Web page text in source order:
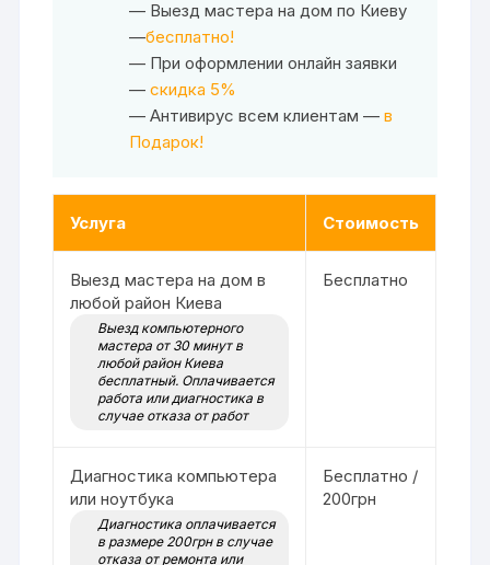
— Выезд мастера на дом по Киеву
—бесплатно!
— При оформлении онлайн заявки
—скидка 5%
— Антивирус всем клиентам —в
Подарок!
Услуга Стоимость
Выезд мастера на дом в
любой район Киева
Выезд компьютерного
мастера от 30 минут в
любой район Киева
бесплатный. Оплачивается
работа или диагностика в
случае отказа от работ
Бесплатно
Диагностика компьютера
или ноутбука
Диагностика оплачивается
в размере 200грн в случае
отказа от ремонта или
Бесплатно /
200грн